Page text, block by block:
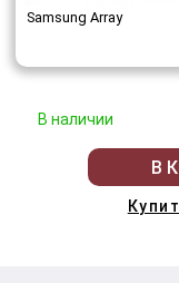
Samsung Array
В наличии
В